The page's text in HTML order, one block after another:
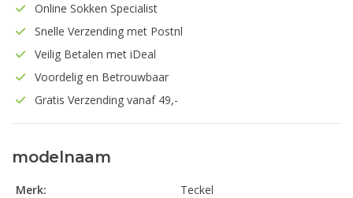
Online Sokken Specialist
Snelle Verzending met Postnl
Veilig Betalen met iDeal
Voordelig en Betrouwbaar
Gratis Verzending vanaf 49,-
modelnaam
Merk:
Teckel